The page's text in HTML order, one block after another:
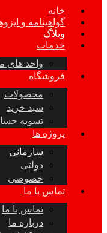
خانه
گواهینامه و
وبلاگ
خدمات
واحد های
فروشگاه
محصولات
سبد خرید
تسویه
پروژه ها
سازمانی
دولتی
خصوصی
تماس با ما
تماس با ما
درباره ما